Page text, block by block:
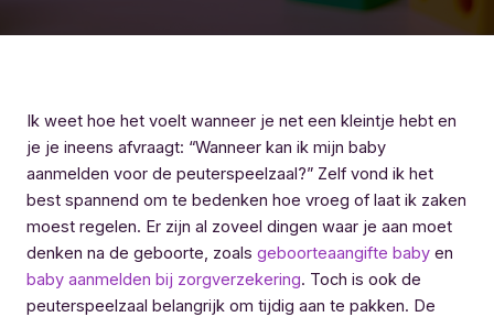
Ik weet hoe het voelt wanneer je net een kleintje hebt en
je je ineens afvraagt: “Wanneer kan ik mijn baby
aanmelden voor de peuterspeelzaal?” Zelf vond ik het
best spannend om te bedenken hoe vroeg of laat ik zaken
moest regelen. Er zijn al zoveel dingen waar je aan moet
denken na de geboorte, zoals geboorteaangifte baby en
baby aanmelden bij zorgverzekering. Toch is ook de
peuterspeelzaal belangrijk om tijdig aan te pakken. De